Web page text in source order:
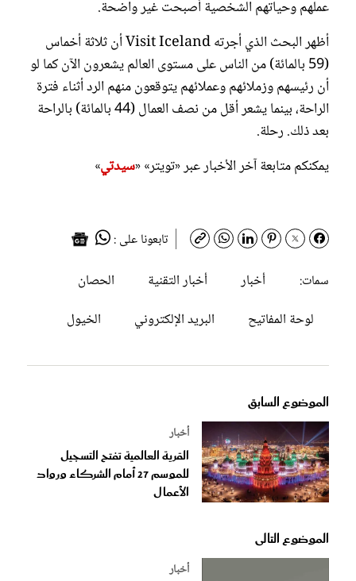
عملهم وحياتهم الشخصية أصبحت غير واضحة.
أظهر البحث الذي أجرته Visit Iceland أن ثلاثة أخماس
(59 بالمائة) من الناس على مستوى العالم يشعرون الآن كما لو
أن رئيسهم وزملائهم وعملائهم يتوقعون منهم الرد أثناء فترة
الراحة، بينما يشعر أقل من نصف العمال (44 بالمائة) بالراحة
بعد ذلك. رحلة.
يمكنكم متابعة آخر الأخبار عبر «تويتر» «سيدتي»
تابعونا على :
سمات:
أخبار أخبار التقنية
الحصان
لوحة المفاتيح
البريد الإلكتروني الخيول
الموضوع السابق
أخبار
القرية العالمية تفتح التسجيل
للموسم 27 أمام الشركاء ورواد
الأعمال
الموضوع التالى
أخبار